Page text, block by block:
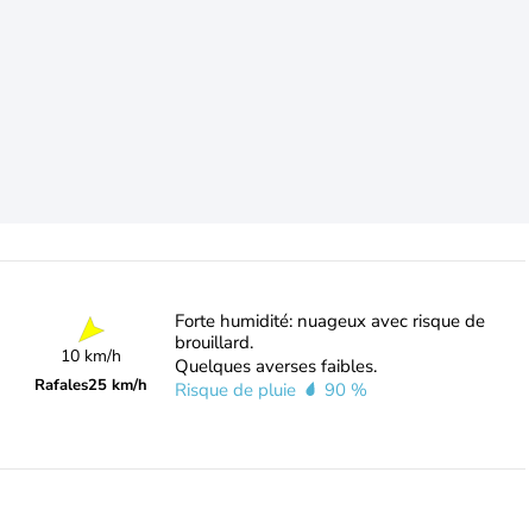
10 km/h
Rafales25 km/h
Forte humidité: nuageux avec risque de
brouillard.
Quelques averses faibles.
Risque de pluie
90 %